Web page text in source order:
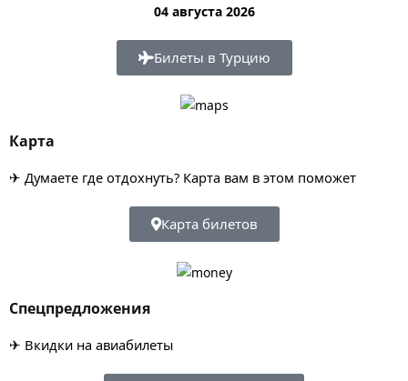
04 августа 2026
Билеты в Турцию
Карта
✈ Думаете где отдохнуть? Карта вам в этом поможет
Карта билетов
Спецпредложения
✈ Вкидки на авиабилеты